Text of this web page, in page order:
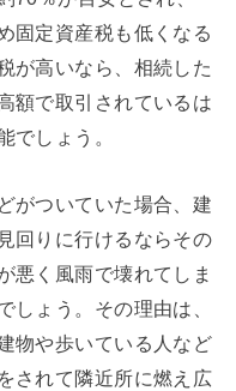
固定資産税も低くなる
が高いなら、相続した
額で取引されているは
でしょう。
がついていた場合、建
回りに行けるならその
悪く風雨で壊れてしま
しょう。その理由は、
物や歩いている人など
されて隣近所に燃え広